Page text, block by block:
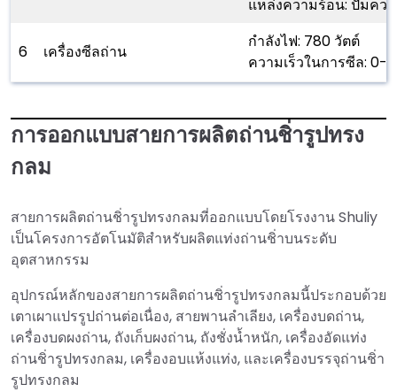
แหล่งความร้อน: ปั๊มคว
6 เครื่องซีลถ่าน
กำลังไฟ: 780 วัตต์
ความเร็วในการซีล: 0-
การออกแบบสายการผลิตถ่านชิ่ารูปทรง
กลม
สายการผลิตถ่านชิ่ารูปทรงกลมที่ออกแบบโดยโรงงาน Shuliy
เป็นโครงการอัตโนมัติสำหรับผลิตแท่งถ่านชิ่าบนระดับ
อุตสาหกรรม
อุปกรณ์หลักของสายการผลิตถ่านชิ่ารูปทรงกลมนี้ประกอบด้วย
เตาเผาแปรรูปถ่านต่อเนื่อง, สายพานลำเลียง, เครื่องบดถ่าน,
เครื่องบดผงถ่าน, ถังเก็บผงถ่าน, ถังชั่งน้ำหนัก, เครื่องอัดแท่ง
ถ่านชิ่ารูปทรงกลม, เครื่องอบแห้งแท่ง, และเครื่องบรรจุถ่านชิ่า
รูปทรงกลม